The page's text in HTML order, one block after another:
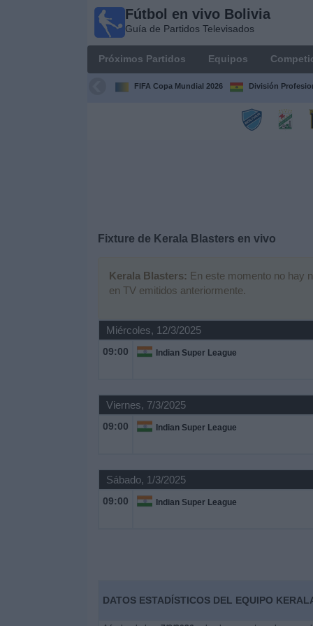
Fútbol en vivo Bolivia
Guía de Partidos Televisados
Próximos Partidos Equipos
FIFA Copa Mundial 2026 División
Fixture de Kerala Blasters en vivo
Kerala Blasters: En este momento no hay
en TV emitidos anteriormente.
Miércoles, 12/3/2025
09:00 Indian Super League
Viernes, 7/3/2025
09:00 Indian Super League
Sábado, 1/3/2025
09:00 Indian Super League
DATOS ESTADÍSTICOS DEL EQUIPO